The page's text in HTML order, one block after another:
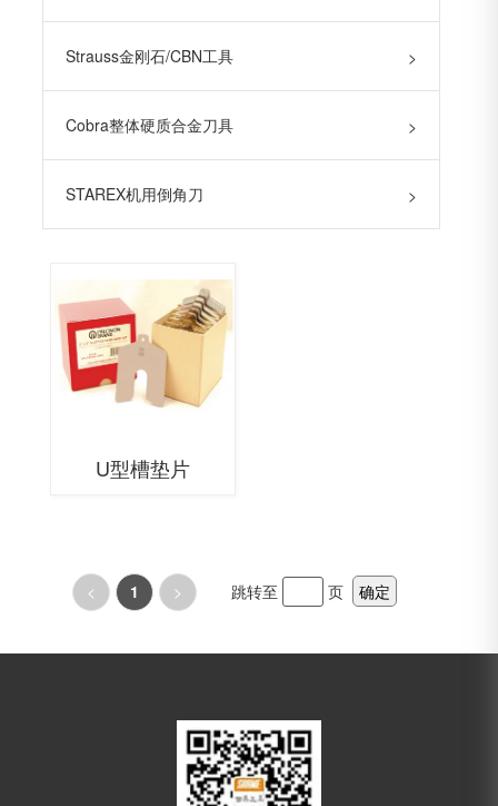
Strauss金刚石/CBN工具 >
Cobra整体硬质合金刀具 >
STAREX机用倒角刀 >
U型槽垫片
< 1 > 跳转至 页 确定